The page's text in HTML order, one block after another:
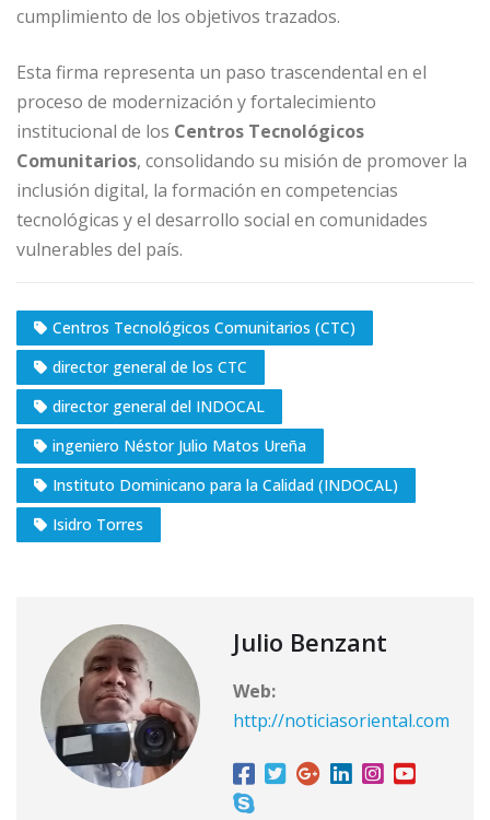
cumplimiento de los objetivos trazados.
Esta firma representa un paso trascendental en el
proceso de modernización y fortalecimiento
institucional de los Centros Tecnológicos
Comunitarios, consolidando su misión de promover la
inclusión digital, la formación en competencias
tecnológicas y el desarrollo social en comunidades
vulnerables del país.
Centros Tecnológicos Comunitarios (CTC)
director general de los CTC
director general del INDOCAL
ingeniero Néstor Julio Matos Ureña
Instituto Dominicano para la Calidad (INDOCAL)
Isidro Torres
Julio Benzant
Web:
http://noticiasoriental.com